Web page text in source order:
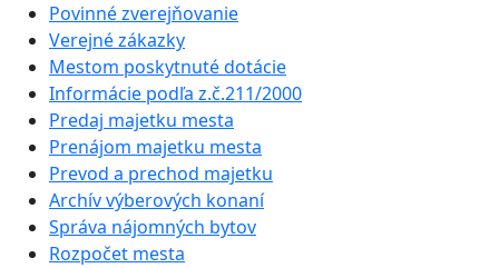
Povinné zverejňovanie
Verejné zákazky
Mestom poskytnuté dotácie
Informácie podľa z.č.211/2000
Predaj majetku mesta
Prenájom majetku mesta
Prevod a prechod majetku
Archív výberových konaní
Správa nájomných bytov
Rozpočet mesta